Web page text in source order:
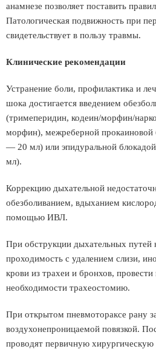
анамнезе позволяет поставить
Патологическая подвижность при
свидетельствует в пользу травмы.
Клинические рекомендации
Устранение боли, профилактика и
шока достигается введением
(тримеперидин, кодеин/морфин/
морфин), межреберной прокаиновой
— 20 мл) или эпидуральной
мл).
Коррекцию дыхательной
обезболиванием, вдыханием
помощью ИВЛ.
При обструкции дыхательных путей
проходимость с удалением слизи,
крови из трахеи и бронхов,
необходимости трахеостомию.
При открытом пневмотораксе рану
воздухонепроницаемой повязкой.
проводят первичную